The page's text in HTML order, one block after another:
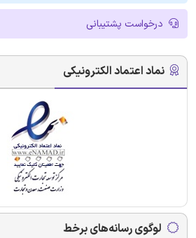
درخواست پشتیبانی
نماد اعتماد الکترونیکی
لوگوی رسانه‌های برخط